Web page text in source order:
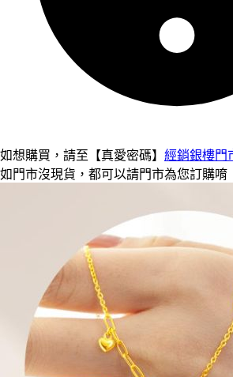
如想購買，請至【真愛密碼】 經銷銀樓門
如門市沒現貨，都可以請門市為您訂購唷